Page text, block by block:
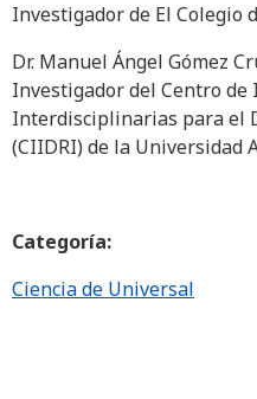
Investigador de El Colegio
Dr. Manuel Ángel Gómez
Investigador del Centro de
Interdisciplinarias para el
(CIIDRI) de la Universidad
Categoría:
Ciencia de Universal